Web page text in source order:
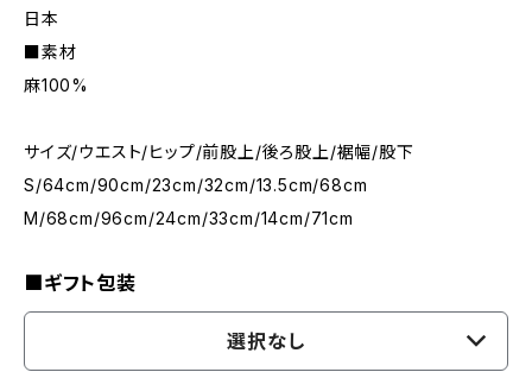
日本
■素材
麻100%
サイズ/ウエスト/ヒップ/前股上/後ろ股上/裾幅/股下
S/64cm/90cm/23cm/32cm/13.5cm/68cm
M/68cm/96cm/24cm/33cm/14cm/71cm
■ギフト包装
選択なし